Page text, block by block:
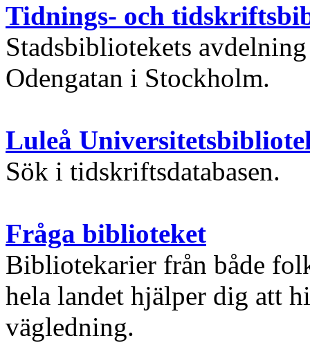
Tidnings- och
Stadsbibliotekets
Odengatan i Stockholm.
Luleå
Sök i tidskriftsdatabasen.
Fråga biblioteket
Bibliotekarier från både
hela landet hjälper dig att
vägledning.